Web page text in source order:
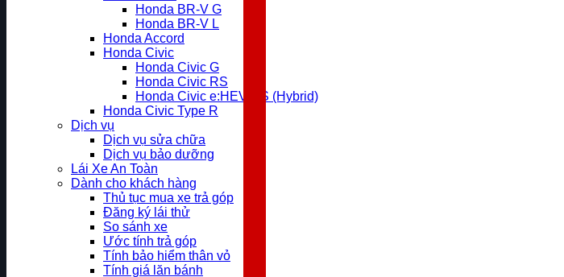
Honda BR-V G
Honda BR-V L
Honda Accord
Honda Civic
Honda Civic G
Honda Civic RS
Honda Civic e:HEV RS (Hybrid)
Honda Civic Type R
Dịch vụ
Dịch vụ sửa chữa
Dịch vụ bảo dưỡng
Lái Xe An Toàn
Dành cho khách hàng
Thủ tục mua xe trả góp
Đăng ký lái thử
So sánh xe
Ước tính trả góp
Tính bảo hiểm thân vỏ
Tính giá lăn bánh